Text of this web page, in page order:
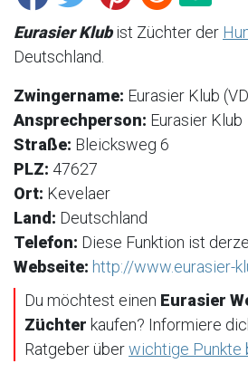
Eurasier Klubist Züchter der
Deutschland.
Zwingername: Eurasier Klub
Ansprechperson: Eurasier Klub
Straße: Bleicksweg 6
PLZ: 47627
Ort: Kevelaer
Land: Deutschland
Telefon: Diese Funktion ist
Webseite: http://www.eurasier-
Du möchtest einen Eurasier
Züchter kaufen? Informiere
Ratgeber überwichtige Punkte